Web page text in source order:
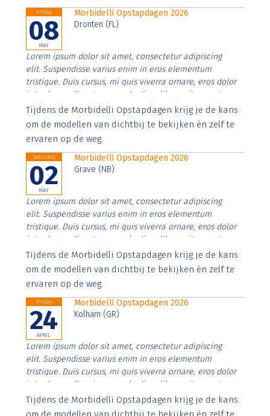
Friday
08
MAY
Morbidelli Opstapdagen 2026
Dronten (FL)
Lorem ipsum dolor sit amet, consectetur adipiscing
elit. Suspendisse varius enim in eros elementum
tristique. Duis cursus, mi quis viverra ornare, eros dolor
interdum nulla, ut commodo diam libero vitae erat.
Aenean faucibus nibh et justo cursus id rutrum lorem
imperdiet. Nunc ut sem vitae risus tristique posuere.
Tijdens de Morbidelli Opstapdagen krijg je de kans
om de modellen van dichtbij te bekijken én zelf te
ervaren op de weg.
Saturday
02
MAY
Morbidelli Opstapdagen 2026
Grave (NB)
Lorem ipsum dolor sit amet, consectetur adipiscing
elit. Suspendisse varius enim in eros elementum
tristique. Duis cursus, mi quis viverra ornare, eros dolor
interdum nulla, ut commodo diam libero vitae erat.
Aenean faucibus nibh et justo cursus id rutrum lorem
imperdiet. Nunc ut sem vitae risus tristique posuere.
Tijdens de Morbidelli Opstapdagen krijg je de kans
om de modellen van dichtbij te bekijken én zelf te
ervaren op de weg.
Friday
24
APRIL
Morbidelli Opstapdagen 2026
Kolham (GR)
Lorem ipsum dolor sit amet, consectetur adipiscing
elit. Suspendisse varius enim in eros elementum
tristique. Duis cursus, mi quis viverra ornare, eros dolor
interdum nulla, ut commodo diam libero vitae erat.
Aenean faucibus nibh et justo cursus id rutrum lorem
imperdiet. Nunc ut sem vitae risus tristique posuere.
Tijdens de Morbidelli Opstapdagen krijg je de kans